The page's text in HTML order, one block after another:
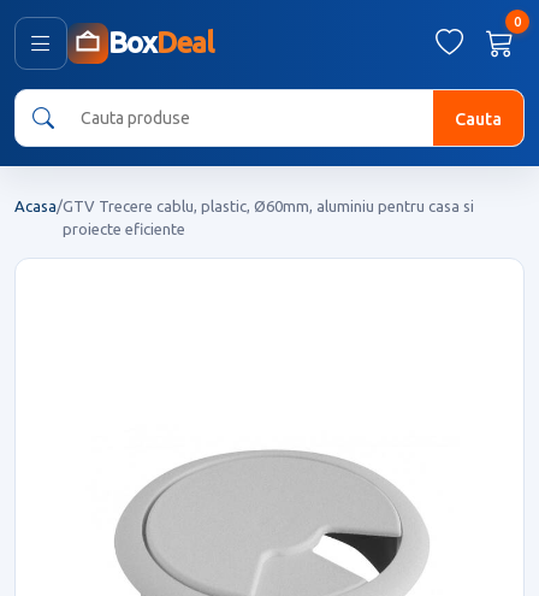
BoxDeal
0
Cauta
Acasa/GTV Trecere cablu, plastic, Ø60mm, aluminiu pentru casa si
proiecte eficiente